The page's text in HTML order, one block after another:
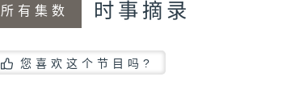
所有集数 时事摘录
您喜欢这个节目吗?